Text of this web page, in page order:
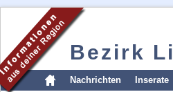
Bezirk
Nachrichten Inserate